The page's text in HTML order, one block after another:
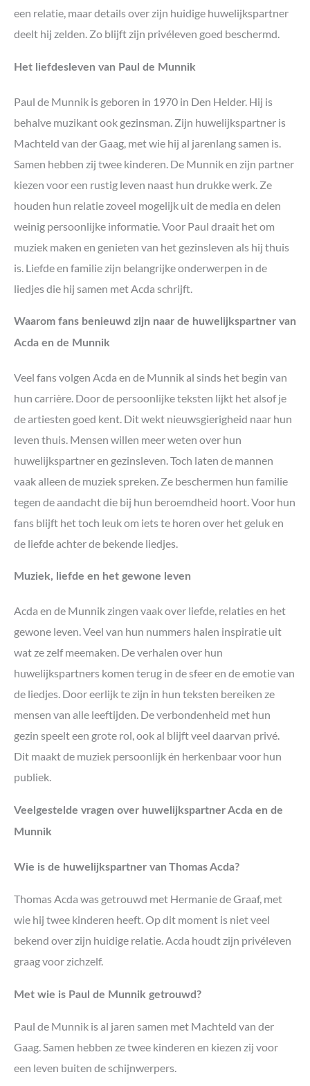
een relatie, maar details over zijn huidige huwelijkspartner
deelt hij zelden. Zo blijft zijn privéleven goed beschermd.
Het liefdesleven van Paul de Munnik
Paul de Munnik is geboren in 1970 in Den Helder. Hij is
behalve muzikant ook gezinsman. Zijn huwelijkspartner is
Machteld van der Gaag, met wie hij al jarenlang samen is.
Samen hebben zij twee kinderen. De Munnik en zijn partner
kiezen voor een rustig leven naast hun drukke werk. Ze
houden hun relatie zoveel mogelijk uit de media en delen
weinig persoonlijke informatie. Voor Paul draait het om
muziek maken en genieten van het gezinsleven als hij thuis
is. Liefde en familie zijn belangrijke onderwerpen in de
liedjes die hij samen met Acda schrijft.
Waarom fans benieuwd zijn naar de huwelijkspartner van
Acda en de Munnik
Veel fans volgen Acda en de Munnik al sinds het begin van
hun carrière. Door de persoonlijke teksten lijkt het alsof je
de artiesten goed kent. Dit wekt nieuwsgierigheid naar hun
leven thuis. Mensen willen meer weten over hun
huwelijkspartner en gezinsleven. Toch laten de mannen
vaak alleen de muziek spreken. Ze beschermen hun familie
tegen de aandacht die bij hun beroemdheid hoort. Voor hun
fans blijft het toch leuk om iets te horen over het geluk en
de liefde achter de bekende liedjes.
Muziek, liefde en het gewone leven
Acda en de Munnik zingen vaak over liefde, relaties en het
gewone leven. Veel van hun nummers halen inspiratie uit
wat ze zelf meemaken. De verhalen over hun
huwelijkspartners komen terug in de sfeer en de emotie van
de liedjes. Door eerlijk te zijn in hun teksten bereiken ze
mensen van alle leeftijden. De verbondenheid met hun
gezin speelt een grote rol, ook al blijft veel daarvan privé.
Dit maakt de muziek persoonlijk én herkenbaar voor hun
publiek.
Veelgestelde vragen over huwelijkspartner Acda en de
Munnik
Wie is de huwelijkspartner van Thomas Acda?
Thomas Acda was getrouwd met Hermanie de Graaf, met
wie hij twee kinderen heeft. Op dit moment is niet veel
bekend over zijn huidige relatie. Acda houdt zijn privéleven
graag voor zichzelf.
Met wie is Paul de Munnik getrouwd?
Paul de Munnik is al jaren samen met Machteld van der
Gaag. Samen hebben ze twee kinderen en kiezen zij voor
een leven buiten de schijnwerpers.